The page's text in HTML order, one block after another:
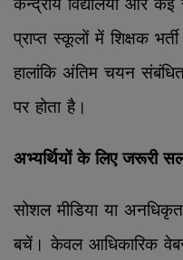
प्राप्त स्कूलों में शिक्षक
हालांकि अंतिम चयन
पर होता है।
अभ्यर्थियों के लिए जरूरी
सोशल मीडिया या
बचें। केवल आधिकारिक